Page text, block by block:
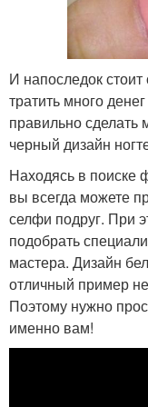
И напоследок
тратить много
правильно
черный дизайн
Находясь в поиске
вы всегда можете
селфи подруг. При
подобрать
мастера. Дизайн
отличный пример
Поэтому нужно
именно вам!